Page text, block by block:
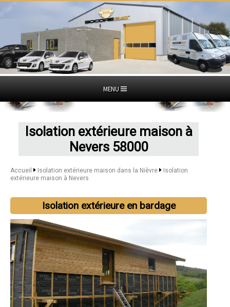
MENU
Isolation extérieure maison à
Nevers 58000
Accueil Isolation extérieure maison dans la Nièvre
Isolation
extérieure maison à Nevers
Isolation extérieure en bardage